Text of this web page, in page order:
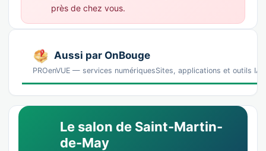
près de chez vous.
Aussi par OnBouge
PROenVUE — services numériquesSites, applications et outils
Le salon de Saint-Martin-
de-May